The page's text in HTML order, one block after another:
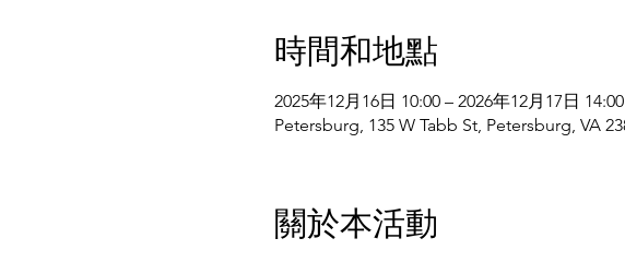
時間和地點
2025年12月16日 10:00 – 2026年12月17日 14:00
Petersburg, 135 W Tabb St, Petersburg, VA
關於本活動